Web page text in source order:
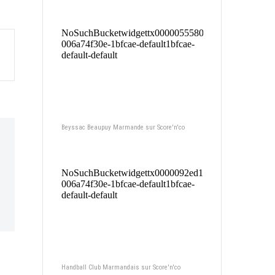
Beyssac Beaupuy Marmande sur Score'n'co
Handball Club Marmandais sur Score'n'co